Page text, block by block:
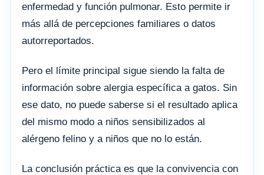
enfermedad y función pulmonar. Esto permite ir
más allá de percepciones familiares o datos
autorreportados.
Pero el límite principal sigue siendo la falta de
información sobre alergia específica a gatos. Sin
ese dato, no puede saberse si el resultado aplica
del mismo modo a niños sensibilizados al
alérgeno felino y a niños que no lo están.
La conclusión práctica es que la convivencia con